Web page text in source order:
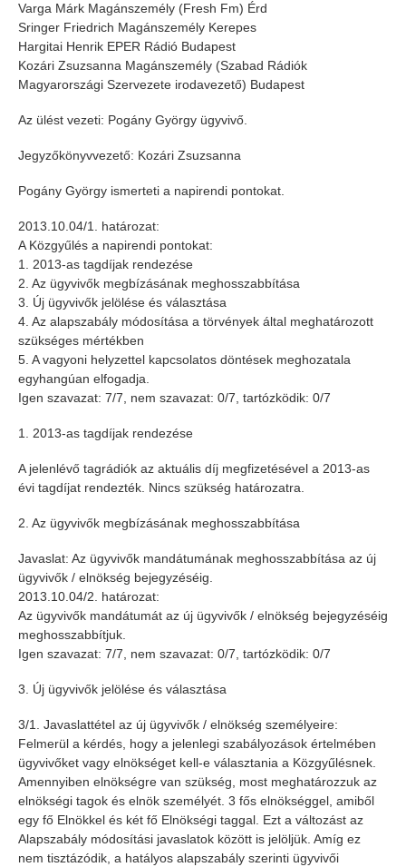
Varga Márk Magánszemély (Fresh Fm) Érd
Sringer Friedrich Magánszemély Kerepes
Hargitai Henrik EPER Rádió Budapest
Kozári Zsuzsanna Magánszemély (Szabad Rádiók
Magyarországi Szervezete irodavezető) Budapest
Az ülést vezeti: Pogány György ügyvivő.
Jegyzőkönyvvezető: Kozári Zsuzsanna
Pogány György ismerteti a napirendi pontokat.
2013.10.04/1. határozat:
A Közgyűlés a napirendi pontokat:
1. 2013-as tagdíjak rendezése
2. Az ügyvivők megbízásának meghosszabbítása
3. Új ügyvivők jelölése és választása
4. Az alapszabály módosítása a törvények által meghatározott
szükséges mértékben
5. A vagyoni helyzettel kapcsolatos döntések meghozatala
egyhangúan elfogadja.
Igen szavazat: 7/7, nem szavazat: 0/7, tartózködik: 0/7
1. 2013-as tagdíjak rendezése
A jelenlévő tagrádiók az aktuális díj megfizetésével a 2013-as
évi tagdíjat rendezték. Nincs szükség határozatra.
2. Az ügyvivők megbízásának meghosszabbítása
Javaslat: Az ügyvivők mandátumának meghosszabbítása az új
ügyvivők / elnökség bejegyzéséig.
2013.10.04/2. határozat:
Az ügyvivők mandátumát az új ügyvivők / elnökség bejegyzéséig
meghosszabbítjuk.
Igen szavazat: 7/7, nem szavazat: 0/7, tartózködik: 0/7
3. Új ügyvivők jelölése és választása
3/1. Javaslattétel az új ügyvivők / elnökség személyeire:
Felmerül a kérdés, hogy a jelenlegi szabályozások értelmében
ügyvivőket vagy elnökséget kell-e választania a Közgyűlésnek.
Amennyiben elnökségre van szükség, most meghatározzuk az
elnökségi tagok és elnök személyét. 3 fős elnökséggel, amiből
egy fő Elnökkel és két fő Elnökségi taggal. Ezt a változást az
Alapszabály módosítási javaslatok között is jelöljük. Amíg ez
nem tisztázódik, a hatályos alapszabály szerinti ügyvivői